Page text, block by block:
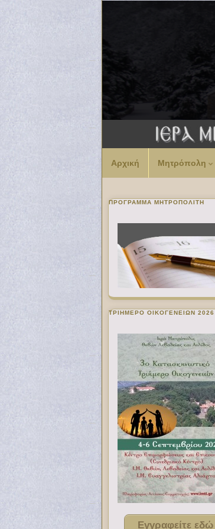
Αρχική Μητρόπολη
ΠΡΌΓΡΑΜΜΑ ΜΗΤΡΟΠΟΛΊΤΗ
ΤΡΙΗΜΕΡΟ ΟΙΚΟΓΕΝΕΙΩΝ 2026
Εγγραφείτε εδώ